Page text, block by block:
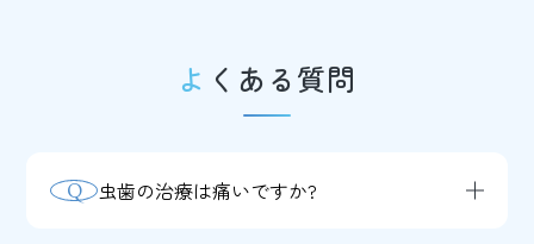
よくある質問
Q 虫歯の治療は痛いですか?